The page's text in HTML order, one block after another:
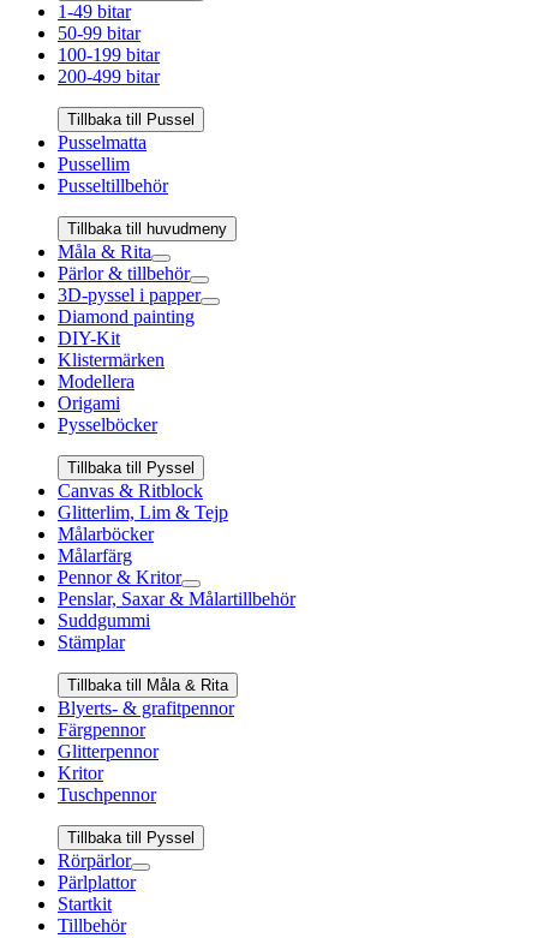
1-49 bitar
50-99 bitar
100-199 bitar
200-499 bitar
Tillbaka till Pussel
Pusselmatta
Pussellim
Pusseltillbehör
Tillbaka till huvudmeny
Måla & Rita
Pärlor & tillbehör
3D-pyssel i papper
Diamond painting
DIY-Kit
Klistermärken
Modellera
Origami
Pysselböcker
Tillbaka till Pyssel
Canvas & Ritblock
Glitterlim, Lim & Tejp
Målarböcker
Målarfärg
Pennor & Kritor
Penslar, Saxar & Målartillbehör
Suddgummi
Stämplar
Tillbaka till Måla & Rita
Blyerts- & grafitpennor
Färgpennor
Glitterpennor
Kritor
Tuschpennor
Tillbaka till Pyssel
Rörpärlor
Pärlplattor
Startkit
Tillbehör